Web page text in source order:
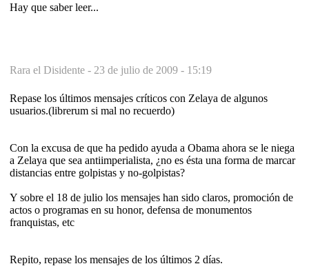
Hay que saber leer...
Rara el Disidente - 23 de julio de 2009 - 15:19
Repase los últimos mensajes críticos con Zelaya de algunos
usuarios.(librerum si mal no recuerdo)
Con la excusa de que ha pedido ayuda a Obama ahora se le niega
a Zelaya que sea antiimperialista, ¿no es ésta una forma de marcar
distancias entre golpistas y no-golpistas?
Y sobre el 18 de julio los mensajes han sido claros, promoción de
actos o programas en su honor, defensa de monumentos
franquistas, etc
Repito, repase los mensajes de los últimos 2 días.